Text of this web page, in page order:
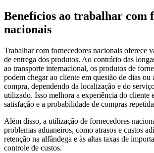
Benefícios ao trabalhar com
nacionais
Trabalhar com fornecedores nacionais oferece
de entrega dos produtos. Ao contrário das
ao transporte internacional, os produtos de
podem chegar ao cliente em questão de dias ou
compra, dependendo da localização e do
utilizado. Isso melhora a experiência do cliente
satisfação e a probabilidade de compras
Além disso, a utilização de fornecedores
problemas aduaneiros, como atrasos e custos
retenção na alfândega e às altas taxas de
controle de custos.